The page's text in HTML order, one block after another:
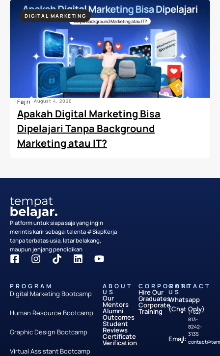
DIGITAL MARKETING
Fajri August 4, 2026
Apakah Digital Marketing Bisa
Dipelajari Tanpa Background
Marketing atau IT?
Platform untuk siapa saja yang ingin
merintis karir sebagai talenta #SiapKerja
tanpa terbatas usia, latar belakang,
maupun jenjang pendidikan
PROGRAM
Digital Marketing Bootcamp
Human Resource Bootcamp
Graphic Design Bootcamp
Virtual Assistant Bootcamp
ABOUT
US
Our
Mentors
Alumni
Outcomes
Student
Reviews
Certificate
Verification
CORPORATE
Hire Our
Graduates
Corporate
Training
CONTACT
US
Whatsapp
(Chat Only)
(+62)
813-
8242-
3135
Email: